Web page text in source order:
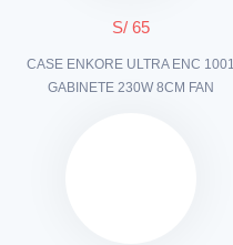
S/ 65
CASE ENKORE ULTRA ENC 1001
GABINETE 230W 8CM FAN